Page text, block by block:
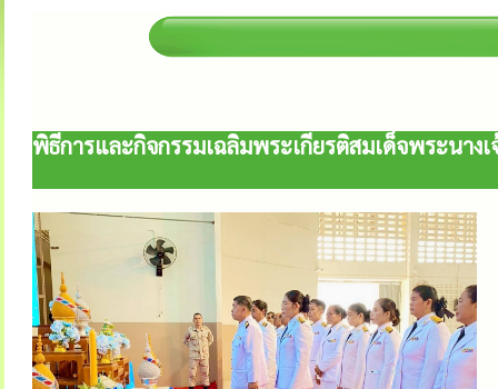
พิธีการและกิจกรรมเฉลิมพระเกียรติสมเด็จพระนา